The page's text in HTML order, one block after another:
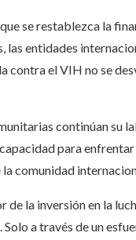
se restablezca la
las entidades
contra el VIH no se
continúan su
para
comunidad
de la inversión en la
a través de un